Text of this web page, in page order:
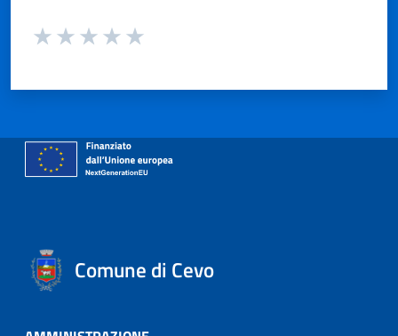
Valuta da 1 a 5 stelle la pagina
Comune di Cevo